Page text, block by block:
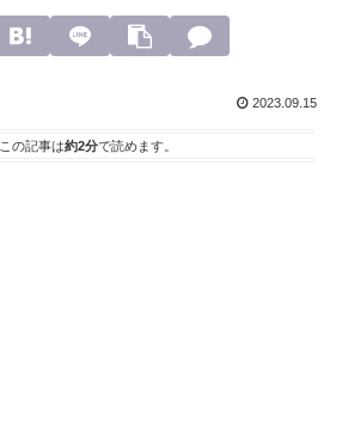
2023.09.15
この記事は約2分で読めます。